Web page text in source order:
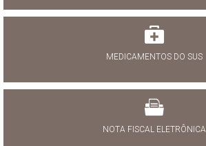
MEDICAMENTOS DO SUS
NOTA FISCAL ELETRÔNICA